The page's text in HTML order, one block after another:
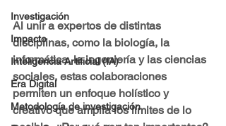
Investigación
Impacto
Inteligencia Artificial (IA)
Era Digital
Metodología de investigación
Al unir a expertos de distintas
disciplinas, como la biología, la
informática, la ingeniería y las ciencias
sociales, estas colaboraciones
permiten un enfoque holístico y
creativo que amplía los límites de lo